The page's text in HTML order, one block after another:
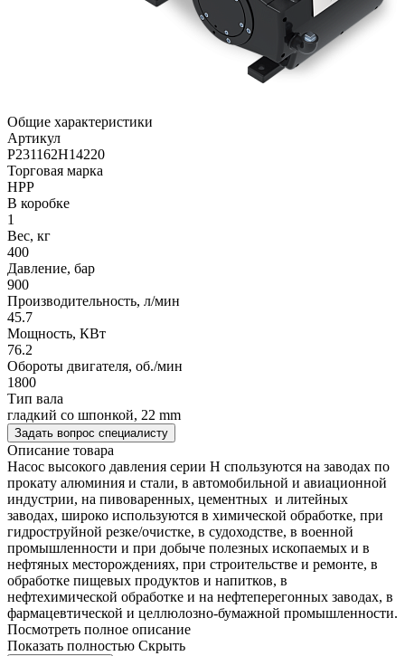
Общие характеристики
Артикул
P231162H14220
Торговая марка
HPP
В коробке
1
Вес, кг
400
Давление, бар
900
Производительность, л/мин
45.7
Мощность, КВт
76.2
Обороты двигателя, об./мин
1800
Тип вала
гладкий со шпонкой, 22 mm
Задать вопрос специалисту
Описание товара
Насос высокого давления серии H спользуются на заводах по
прокату алюминия и стали, в автомобильной и авиационной
индустрии, на пивоваренных, цементных и литейных
заводах, широко используются в химической обработке, при
гидроструйной резке/очистке, в судоходстве, в военной
промышленности и при добыче полезных ископаемых и в
нефтяных месторождениях, при строительстве и ремонте, в
обработке пищевых продуктов и напитков, в
нефтехимической обработке и на нефтеперегонных заводах, в
фармацевтической и целлюлозно-бумажной промышленности.
Посмотреть полное описание
Показать полностью Скрыть